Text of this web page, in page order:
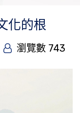
化的根
瀏覽數 743